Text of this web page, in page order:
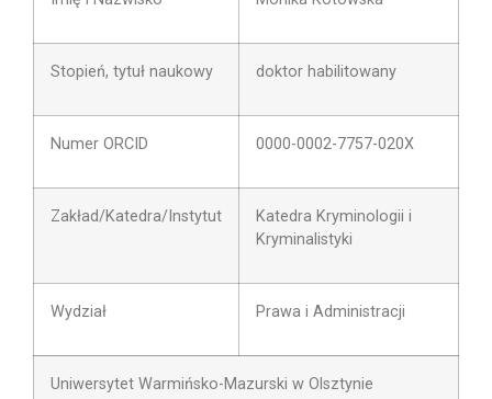
Stopień, tytuł naukowy doktor habilitowany
Numer ORCID 0000-0002-7757-020X
Zakład/Katedra/Instytut
Katedra Kryminologii i
Kryminalistyki
Wydział Prawa i Administracji
Uniwersytet Warmińsko-Mazurski w Olsztynie